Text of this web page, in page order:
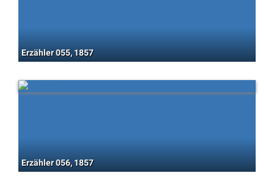
Erzähler 055, 1857
Erzähler 056, 1857